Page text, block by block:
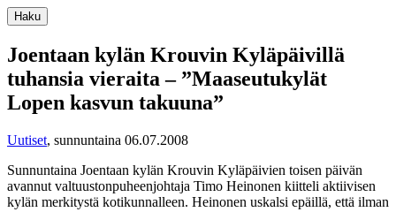
Haku
Joentaan kylän Krouvin Kyläpäivillä
tuhansia vieraita – ”Maaseutukylät
Lopen kasvun takuuna”
Uutiset, sunnuntaina 06.07.2008
Sunnuntaina Joentaan kylän Krouvin Kyläpäivien toisen päivän
avannut valtuustonpuheenjohtaja Timo Heinonen kiitteli aktiivisen
kylän merkitystä kotikunnalleen. Heinonen uskalsi epäillä, että ilman